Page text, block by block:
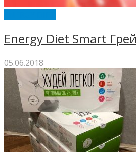
Energy Diet Smart
05.06.2018